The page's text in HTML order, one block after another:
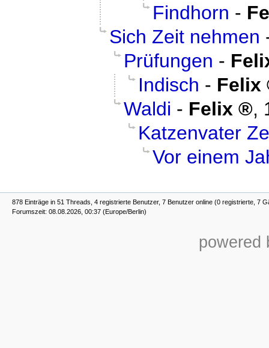
Findhorn -
Sich Zeit nehmen
Prüfungen -
Indisch - Felix
Waldi - Felix ,
Katzenvater
Vor einem
878 Einträge in 51 Threads, 4 registrierte Benutzer, 7 Benutzer online (0 registrierte, 7
Forumszeit: 08.08.2026, 00:37 (Europe/Berlin)
powered